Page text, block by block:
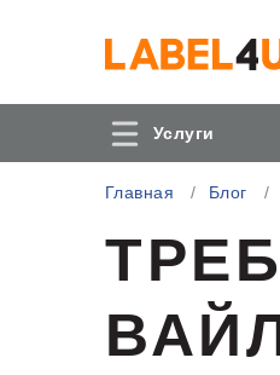
Услуги
Главная Блог